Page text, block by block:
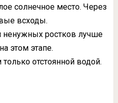
солнечное место. Через
всходы.
ненужных ростков лучше
этом этапе.
отстоянной водой.